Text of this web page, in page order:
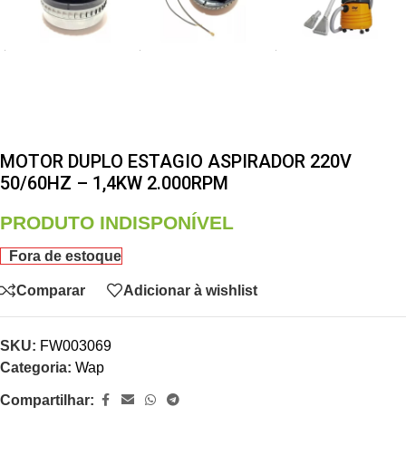
MOTOR DUPLO ESTAGIO ASPIRADOR 220V
50/60HZ – 1,4KW 2.000RPM
PRODUTO INDISPONÍVEL
Fora de estoque
Comparar Adicionar à wishlist
SKU: FW003069
Categoria: Wap
Compartilhar: